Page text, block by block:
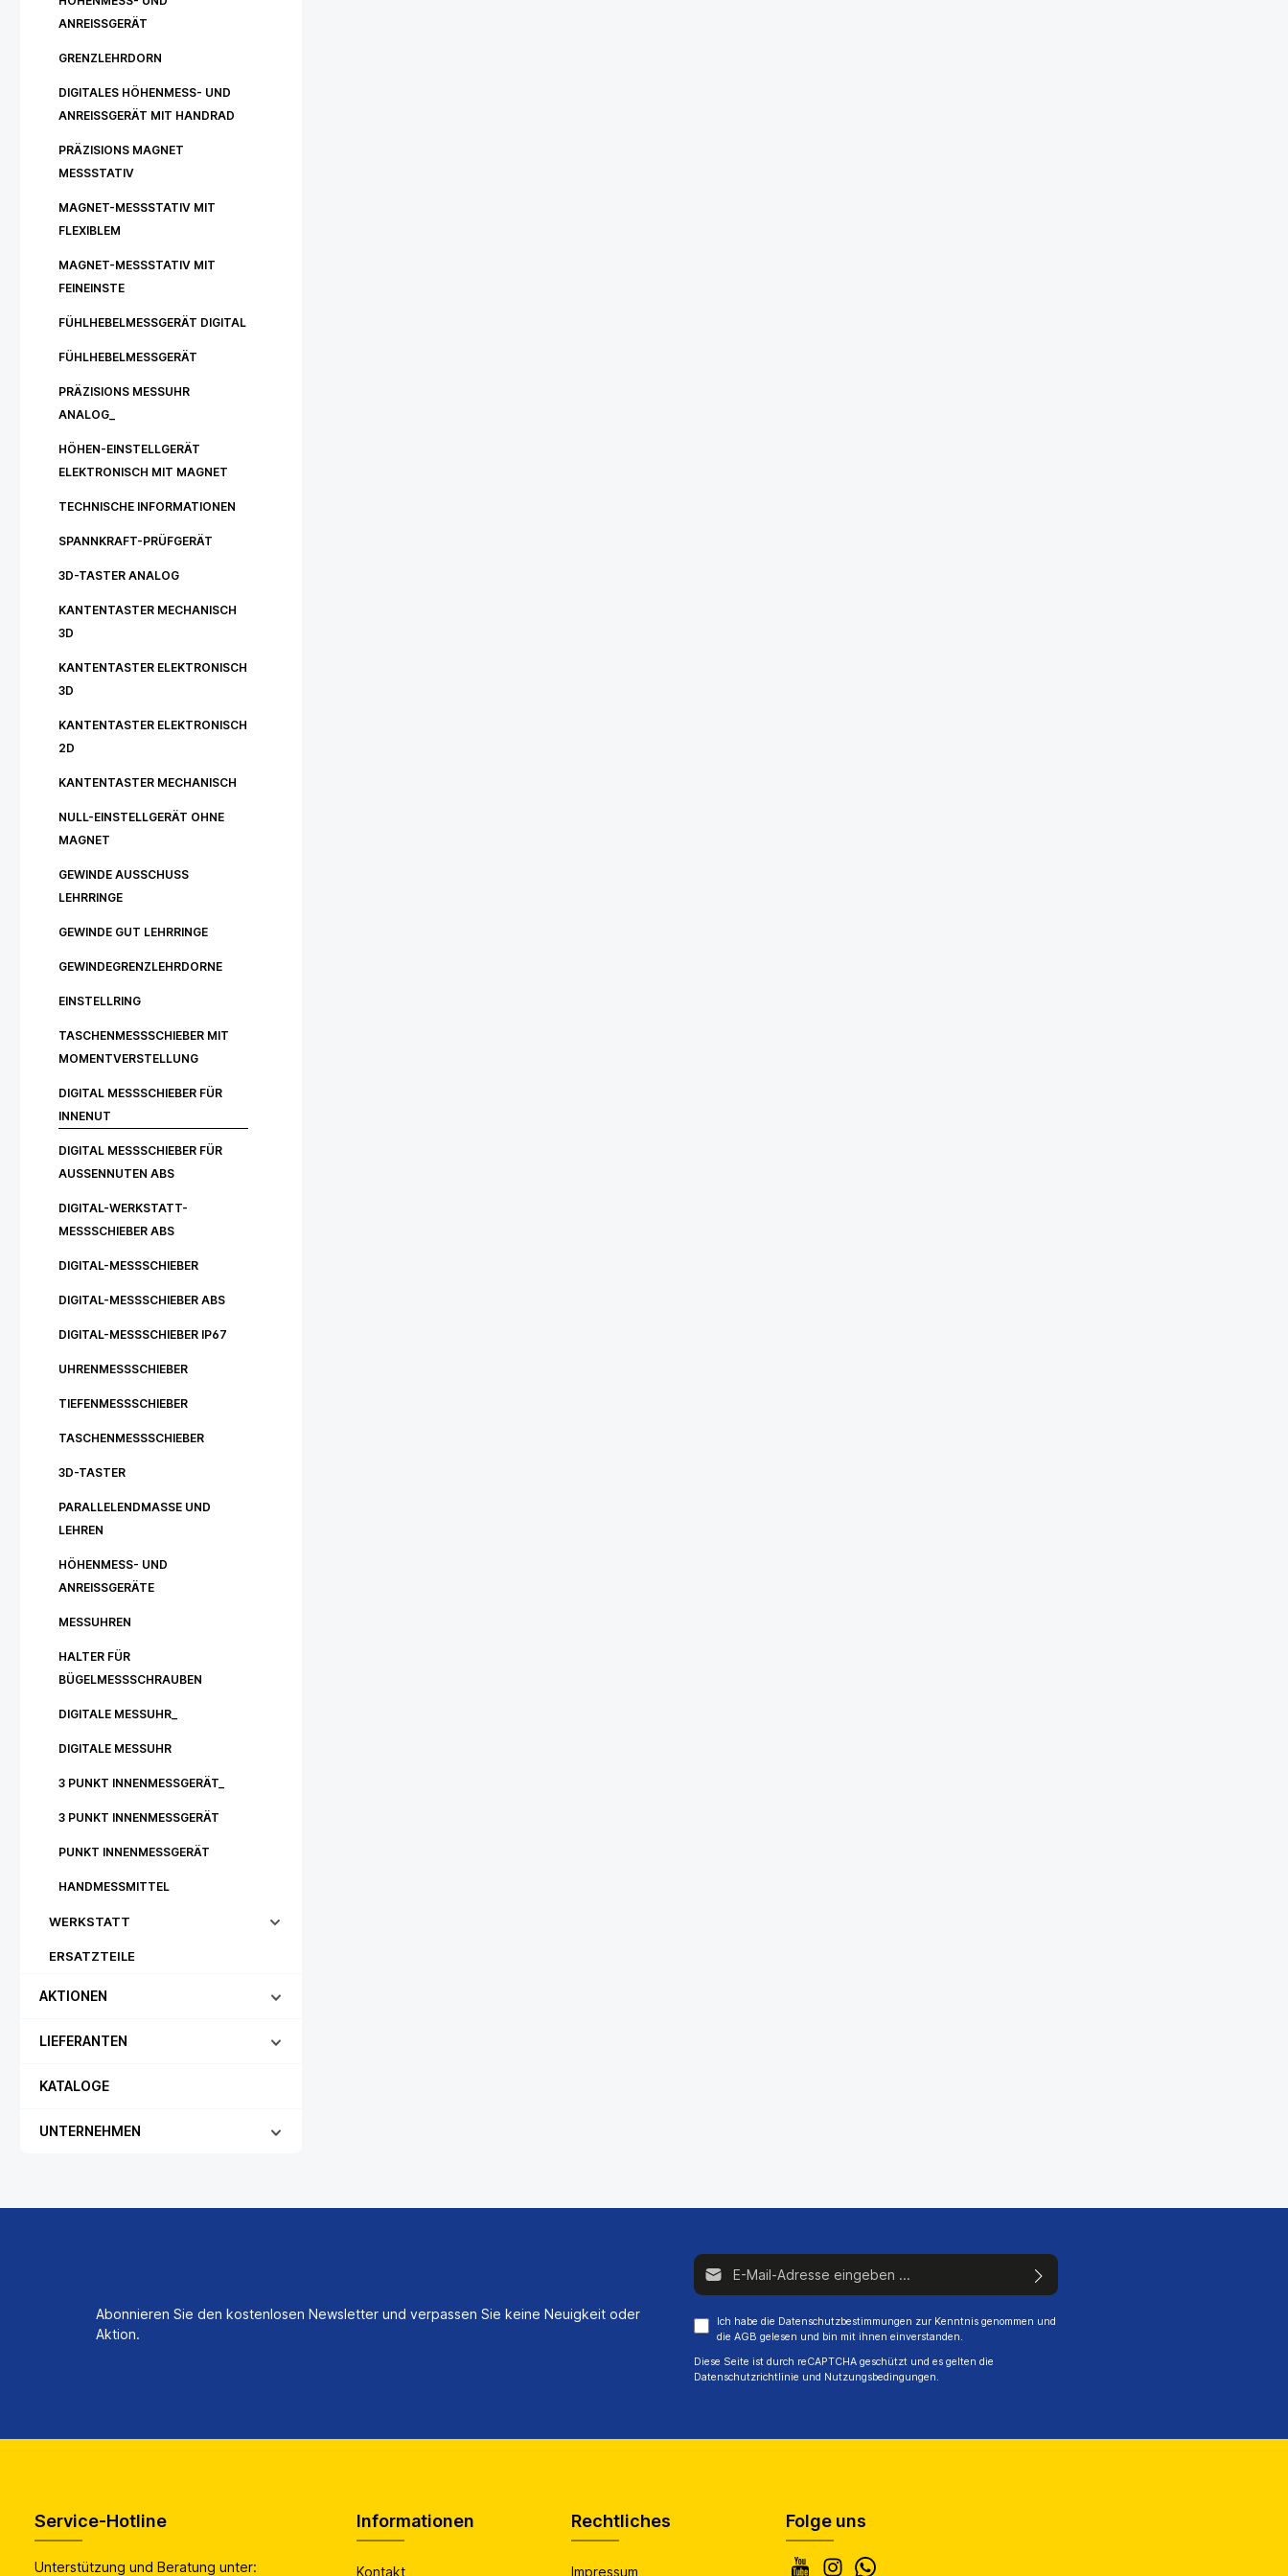
ANREISSGERÄT
GRENZLEHRDORN
DIGITALES HÖHENMESS- UND
ANREISSGERÄT MIT HANDRAD
PRÄZISIONS MAGNET
MESSSTATIV
MAGNET-MESSSTATIV MIT
FLEXIBLEM
MAGNET-MESSSTATIV MIT
FEINEINSTE
FÜHLHEBELMESSGERÄT DIGITAL
FÜHLHEBELMESSGERÄT
PRÄZISIONS MESSUHR
ANALOG_
HÖHEN-EINSTELLGERÄT
ELEKTRONISCH MIT MAGNET
TECHNISCHE INFORMATIONEN
SPANNKRAFT-PRÜFGERÄT
3D-TASTER ANALOG
KANTENTASTER MECHANISCH
3D
KANTENTASTER ELEKTRONISCH
3D
KANTENTASTER ELEKTRONISCH
2D
KANTENTASTER MECHANISCH
NULL-EINSTELLGERÄT OHNE
MAGNET
GEWINDE AUSSCHUSS
LEHRRINGE
GEWINDE GUT LEHRRINGE
GEWINDEGRENZLEHRDORNE
EINSTELLRING
TASCHENMESSSCHIEBER MIT
MOMENTVERSTELLUNG
DIGITAL MESSSCHIEBER FÜR
INNENUT
DIGITAL MESSSCHIEBER FÜR
AUSSENNUTEN ABS
DIGITAL-WERKSTATT-
MESSSCHIEBER ABS
DIGITAL-MESSSCHIEBER
DIGITAL-MESSSCHIEBER ABS
DIGITAL-MESSSCHIEBER IP67
UHRENMESSSCHIEBER
TIEFENMESSSCHIEBER
TASCHENMESSSCHIEBER
3D-TASTER
PARALLELENDMASSE UND
LEHREN
HÖHENMESS- UND
ANREISSGERÄTE
MESSUHREN
HALTER FÜR
BÜGELMESSSCHRAUBEN
DIGITALE MESSUHR_
DIGITALE MESSUHR
3 PUNKT INNENMESSGERÄT_
3 PUNKT INNENMESSGERÄT
PUNKT INNENMESSGERÄT
HANDMESSMITTEL
WERKSTATT
ERSATZTEILE
AKTIONEN
LIEFERANTEN
KATALOGE
UNTERNEHMEN
Abonnieren Sie den kostenlosen Newsletter und verpassen Sie keine Neuigkeit oder
Aktion.
E-Mail-Adresse*
Ich habe die Datenschutzbestimmungen zur Kenntnis genommen und
die AGB gelesen und bin mit ihnen einverstanden.
Diese Seite ist durch reCAPTCHA geschützt und es gelten die
Datenschutzrichtlinie und Nutzungsbedingungen.
Folge uns
Service-Hotline
Unterstützung und Beratung unter:
Informationen
Kontakt
Rechtliches
Impressum